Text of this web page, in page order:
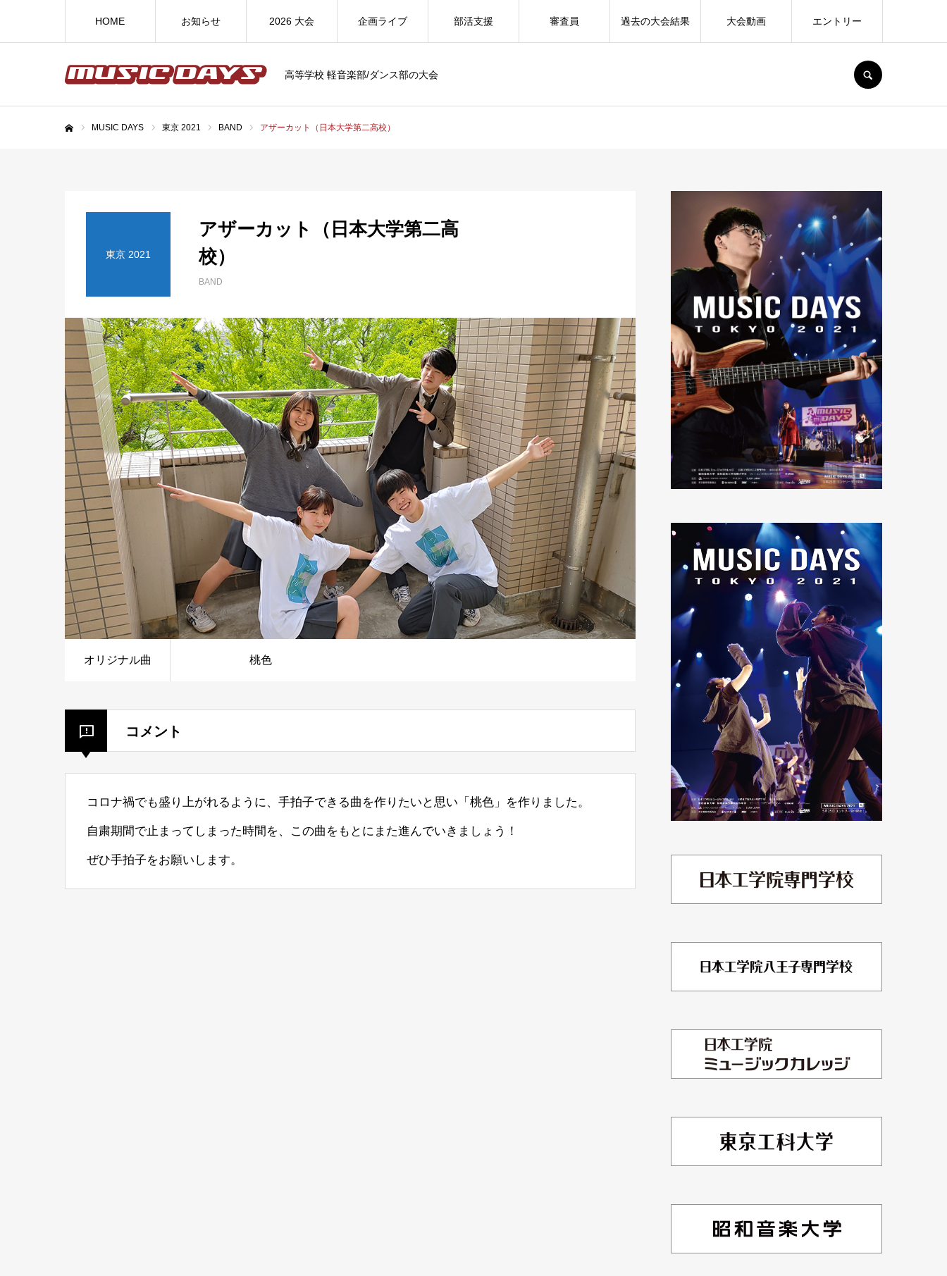
高等学校 軽音楽部/ダンス部の大会
HOME お知らせ 2026 大会 企画ライブ 部活支援 審査員 過去の大会結果 大会動画 エントリー
MUSIC DAYS 東京 2021 BAND アザーカット（日本大学第二高校）
東京 2021
アザーカット（日本大学第二高
校）
BAND
オリジナル曲 桃色
コメント
コロナ禍でも盛り上がれるように、手拍子できる曲を作りたいと思い「桃色」を作りました。
自粛期間で止まってしまった時間を、この曲をもとにまた進んでいきましょう！
ぜひ手拍子をお願いします。